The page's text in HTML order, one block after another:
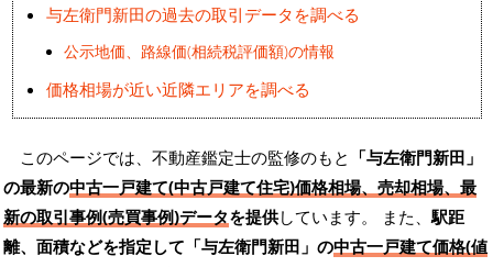
与左衛門新田の過去の取引データを調べる
公示地価、路線価(相続税評価額)の情報
価格相場が近い近隣エリアを調べる
このページでは、不動産鑑定士の監修のもと 「与左衛門新田」
の最新の中古一戸建て(中古戸建て住宅)価格相場、売却相場、最
新の取引事例(売買事例)データを提供しています。 また、駅距
離、面積などを指定して「与左衛門新田」の中古一戸建て価格(値